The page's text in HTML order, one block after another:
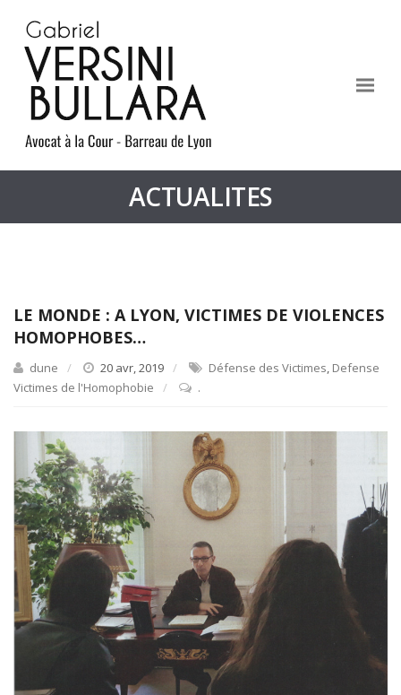
ACTUALITES
LE MONDE : A LYON, VICTIMES DE VIOLENCES
HOMOPHOBES…
dune 20 avr, 2019 Défense des Victimes, Defense
Victimes de l'Homophobie
.